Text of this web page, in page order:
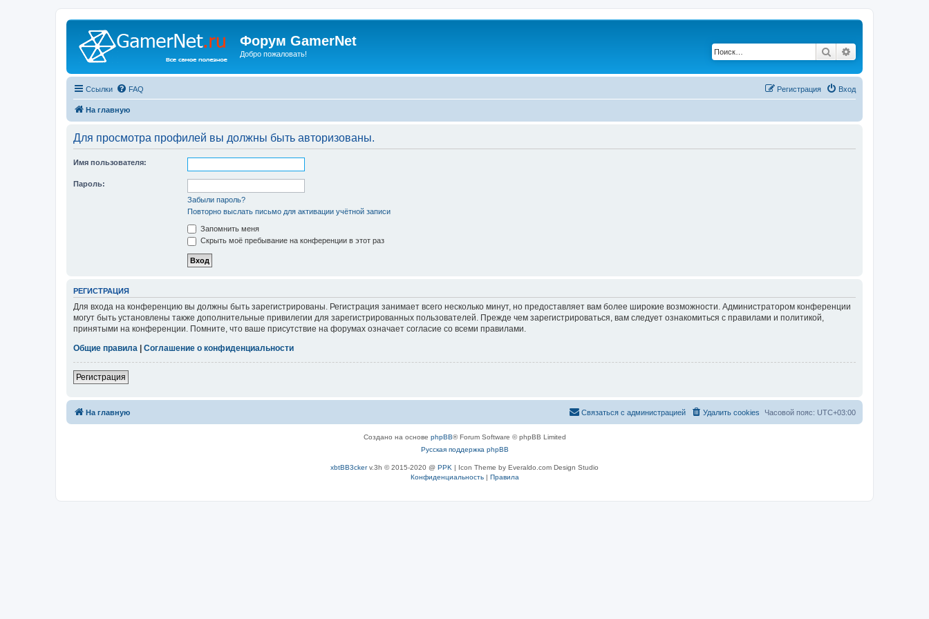
Форум GamerNet
Добро пожаловать! Поиск
Ссылки FAQ Вход
Регистрация
На главную
Для просмотра профилей вы должны быть авторизованы.
Имя пользователя:
Пароль:
Забыли пароль?
Повторно выслать письмо для активации учётной записи
Запомнить меня
Скрыть моё пребывание на конференции в этот раз
РЕГИСТРАЦИЯ
Для входа на конференцию вы должны быть зарегистрированы. Регистрация занимает всего несколько минут, но предоставляет вам более широкие возможности. Администратором конференции
могут быть установлены также дополнительные привилегии для зарегистрированных пользователей. Прежде чем зарегистрироваться, вам следует ознакомиться с правилами и политикой,
принятыми на конференции. Помните, что ваше присутствие на форумах означает согласие со всеми правилами.
Общие правила
Соглашение о конфиденциальности
Регистрация
На главную Часовой пояс: UTC+03:00
Удалить cookies
Связаться с администрацией
Создано на основе phpBB® Forum Software © phpBB Limited
Русская поддержка phpBB
xbtBB3ckerv.3h © 2015-2020 @ PPK | Icon Theme by Everaldo.com Design Studio
Конфиденциальность| Правила